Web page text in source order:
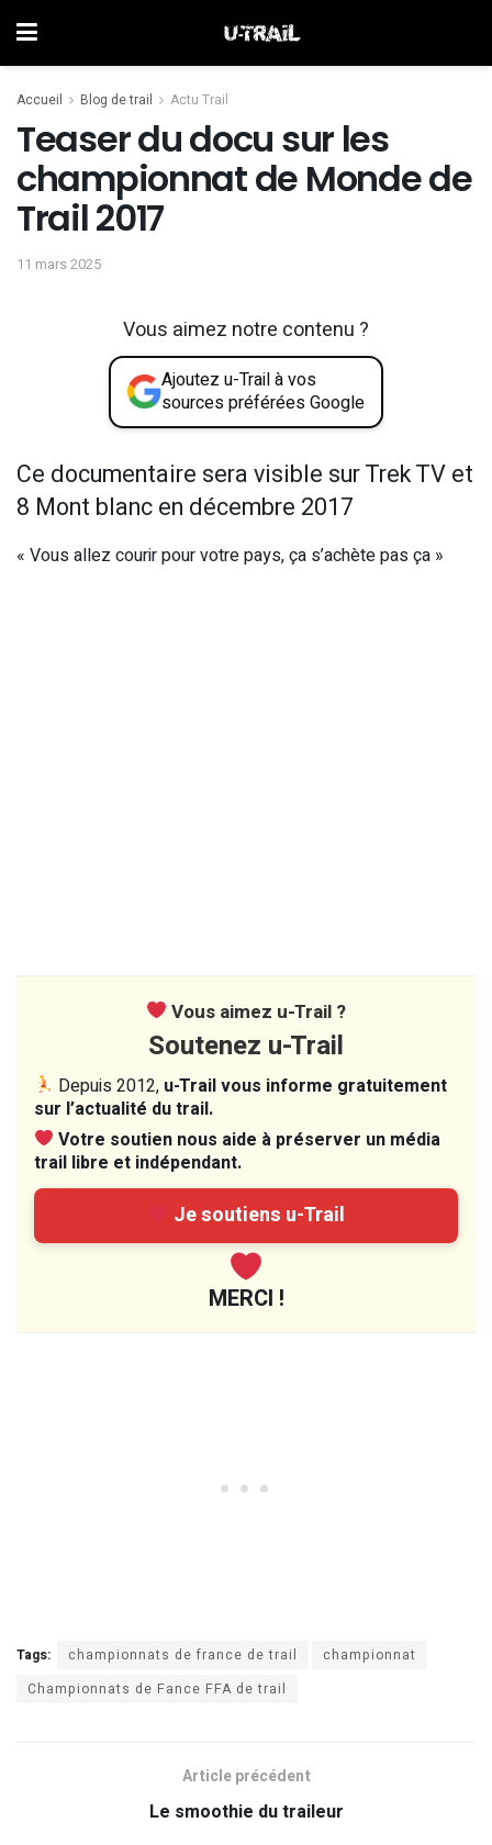
Accueil Blog de trail Actu Trail
Teaser du docu sur les
championnat de Monde de
Trail 2017
11 mars 2025
Vous aimez notre contenu ?
Ajoutez u-Trail à vos
sources préférées Google
Ce documentaire sera visible sur Trek TV et
8 Mont blanc en décembre 2017
« Vous allez courir pour votre pays, ça s’achète pas ça »
Vous aimez u-Trail ?
Soutenez u-Trail
Depuis 2012, u-Trail vous informe gratuitement
sur l’actualité du trail.
Votre soutien nous aide à préserver un média
trail libre et indépendant.
Je soutiens u-Trail
MERCI !
Tags: championnats de france de trail
championnat
Championnats de Fance FFA de trail
Article précédent
Le smoothie du traileur